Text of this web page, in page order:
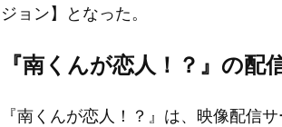
ジョン】となった。
『南くんが恋人！？』の配
『南くんが恋人！？』は、映像配信